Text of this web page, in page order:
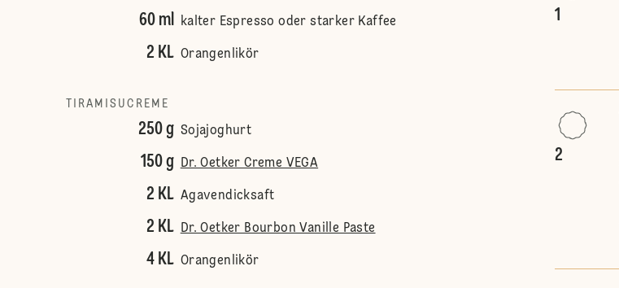
60 ml kalter Espresso oder starker Kaffee
2 KL Orangenlikör
TIRAMISUCREME
250 g Sojajoghurt
150 g Dr. Oetker Creme VEGA
2 KL Agavendicksaft
2 KL Dr. Oetker Bourbon Vanille Paste
4 KL Orangenlikör
1
2